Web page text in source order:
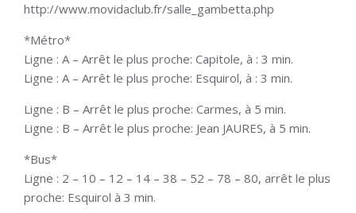
http://www.movidaclub.fr/salle_gambetta.php
*Métro*
Ligne : A – Arrêt le plus proche: Capitole, à : 3 min.
Ligne : A – Arrêt le plus proche: Esquirol, à : 3 min.
Ligne : B – Arrêt le plus proche: Carmes, à 5 min.
Ligne : B – Arrêt le plus proche: Jean JAURES, à 5 min.
*Bus*
Ligne : 2 – 10 – 12 – 14 – 38 – 52 – 78 – 80, arrêt le plus
proche: Esquirol à 3 min.